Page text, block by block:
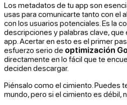
Los metadatos de tu app son
usas para comunicarte tanto con el
con los usuarios potenciales. Es la
descripciones y palabras clave, que
app. Acertar en esto es el primer
esfuerzo serio de optimización
directamente en lo fácil que te
deciden descargar.
Piénsalo como el cimiento. Puedes
mundo, pero si el cimiento es débil,